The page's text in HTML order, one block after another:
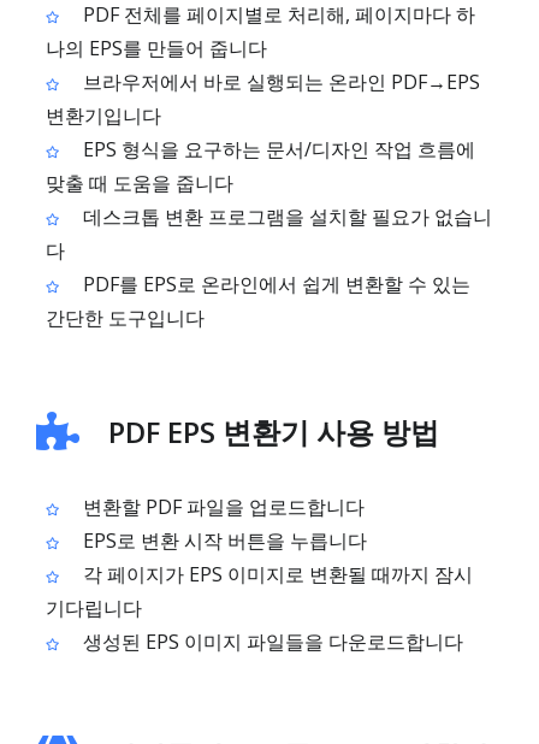
PDF 전체를 페이지별로 처리해, 페이지마다 하
나의 EPS를 만들어 줍니다
브라우저에서 바로 실행되는 온라인 PDF→EPS
변환기입니다
EPS 형식을 요구하는 문서/디자인 작업 흐름에
맞출 때 도움을 줍니다
데스크톱 변환 프로그램을 설치할 필요가 없습니
다
PDF를 EPS로 온라인에서 쉽게 변환할 수 있는
간단한 도구입니다
PDF EPS 변환기 사용 방법
변환할 PDF 파일을 업로드합니다
EPS로 변환 시작 버튼을 누릅니다
각 페이지가 EPS 이미지로 변환될 때까지 잠시
기다립니다
생성된 EPS 이미지 파일들을 다운로드합니다